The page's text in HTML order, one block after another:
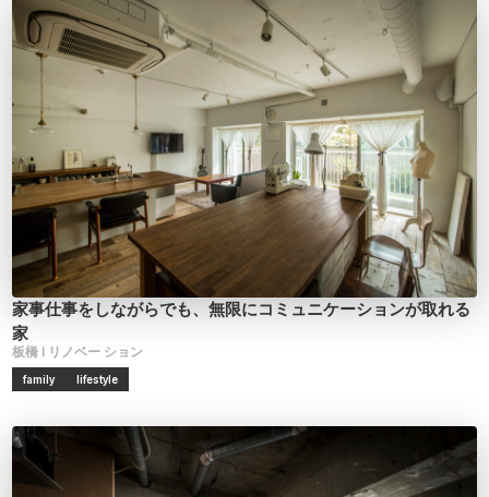
家事仕事をしながらでも、無限にコミュニケーションが取れる
家
板橋 I リノベー ション
family lifestyle